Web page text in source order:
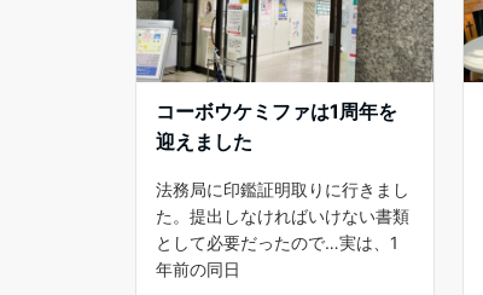
コーボウケミファは1周年を
迎えました
法務局に印鑑証明取りに行きまし
た。提出しなければいけない書類
として必要だったので…実は、1
年前の同日